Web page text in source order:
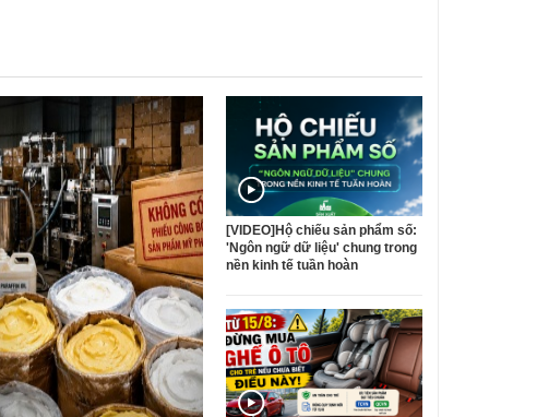
[VIDEO]Hộ chiếu sản phẩm số:
'Ngôn ngữ dữ liệu' chung trong
nền kinh tế tuần hoàn